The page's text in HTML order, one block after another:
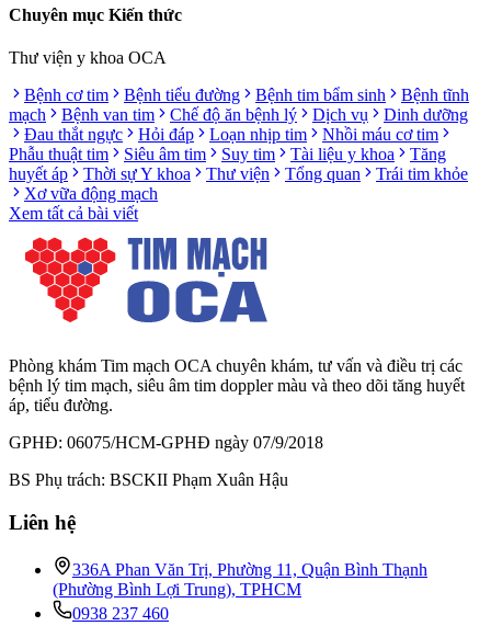
Chuyên mục Kiến thức
Thư viện y khoa OCA
Bệnh cơ tim
Bệnh tiểu đường Bệnh tim bẩm sinh
Bệnh tĩnh
mạch
Bệnh van tim Chế độ ăn bệnh lý Dịch vụ
Dinh dưỡng
Đau thắt ngực
Hỏi đáp Loạn nhịp tim
Nhồi máu cơ tim
Phẫu thuật tim
Siêu âm tim Suy tim Tài liệu y khoa
Tăng
huyết áp
Thời sự Y khoa Thư viện Tổng quan
Trái tim khỏe
Xơ vữa động mạch
Xem tất cả bài viết
Phòng khám Tim mạch OCA chuyên khám, tư vấn và điều trị các
bệnh lý tim mạch, siêu âm tim doppler màu và theo dõi tăng huyết
áp, tiểu đường.
GPHĐ: 06075/HCM-GPHĐ ngày 07/9/2018
BS Phụ trách: BSCKII Phạm Xuân Hậu
Liên hệ
336A Phan Văn Trị, Phường 11, Quận Bình Thạnh
(Phường Bình Lợi Trung), TPHCM
0938 237 460